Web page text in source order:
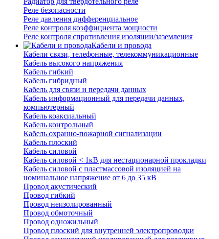
Реле безопасности
Реле давления дифференциальное
Реле контроля коэффициента мощности
Реле контроля спротивления изоляции/заземления
Кабели и провода
Кабели связи, телефонные, телекоммуникационные
Кабель высокого напряжения
Кабель гибкий
Кабель гибридный
Кабель для связи и передачи данных
Кабель информационный для передачи данных,
компьютерный
Кабель коаксиальный
Кабель контрольный
Кабель охранно-пожарной сигнализации
Кабель плоский
Кабель силовой
Кабель силовой < 1кВ для нестационарной прокладки
Кабель силовой с пластмассовой изоляцией на
номинальное напряжение от 6 до 35 кВ
Провод акустический
Провод гибкий
Провод неизолированный
Провод обмоточный
Провод одножильный
Провод плоский для внутренней электропроводки